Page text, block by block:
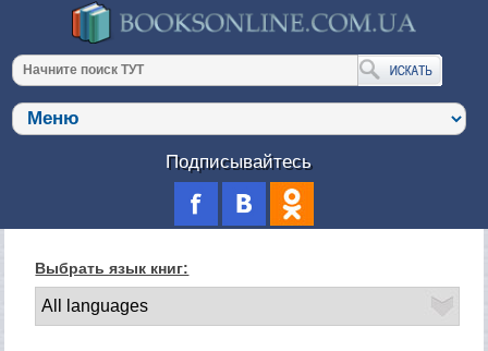
Подписывайтесь
Выбрать язык книг: